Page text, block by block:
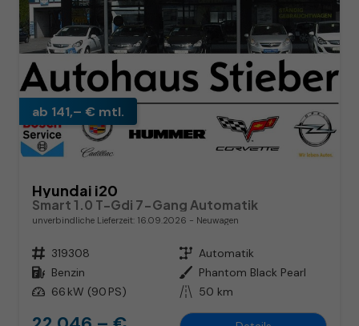
ab 141,– € mtl.
Hyundai i20
Smart 1.0 T-Gdi 7-Gang Automatik
unverbindliche Lieferzeit: 16.09.2026 Neuwagen
Fahrzeugnr. 319308 Getriebe Automatik
Kraftstoff Benzin Außenfarbe Phantom Black Pearl
Leistung 66 kW (90 PS) Kilometerstand 50 km